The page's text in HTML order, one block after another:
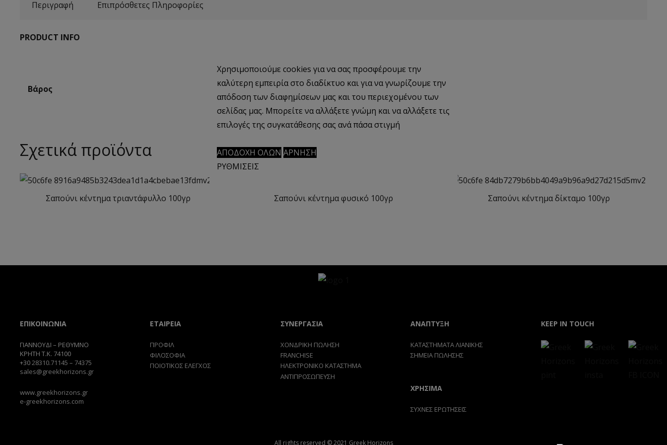
Περιγραφή Επιπρόσθετες Πληροφορίες
PRODUCT INFO
Βάρος 0.11 kg
Σχετικά προϊόντα
Σαπούνι κέντημα τριαντάφυλλο 100γρ Σαπούνι κέντημα φυσικό 100γρ Σαπούνι κέντημα δίκταμο 100γρ
ΕΠΙΚΟΙΝΩΝΙΑ
ΓΙΑΝΝΟΥΔΙ – ΡΕΘΥΜΝΟ
ΚΡΗΤΗ Τ.Κ. 74100
+3028310.71145 – 74375
sales@greekhorizons.gr
www.greekhorizons.gr
e-greekhorizons.com
ΕΤΑΙΡΕΙΑ
ΠΡΟΦΙΛ
ΦΙΛΟΣΟΦΙΑ
ΠΟΙΟΤΙΚΟΣ ΕΛΕΓΧΟΣ
ΣΥΝΕΡΓΑΣΙΑ
ΧΟΝΔΡΙΚΗ ΠΩΛΗΣΗ
FRANCHISE
ΗΛΕΚΤΡΟΝΙΚΟ ΚΑΤΑΣΤΗΜΑ
ΑΝΤΙΠΡΟΣΩΠΕΥΣΗ
ΑΝΑΠΤΥΞΗ
ΚΑΤΑΣΤΗΜΑΤΑ ΛΙΑΝΙΚΗΣ
ΣΗΜΕΙΑ ΠΩΛΗΣΗΣ
ΧΡΗΣΙΜΑ
ΣΥΧΝΕΣ ΕΡΩΤΗΣΕΙΣ
KEEP IN TOUCH
All rights reserved © 2021 Greek Horizons
Χρησιμοποιούμε cookies για να σας προσφέρουμε την
καλύτερη εμπειρία στο διαδίκτυο και για να γνωρίζουμε την
απόδοση των διαφημίσεων μας και του περιεχομένου των
σελίδας μας. Μπορείτε να αλλάξετε γνώμη και να αλλάξετε τις
επιλογές της συγκατάθεσης σας ανά πάσα στιγμή
ΑΠΟΔΟΧΗ ΟΛΩΝ ΑΡΝΗΣΗ
ΡΥΘΜΙΣΕΙΣ